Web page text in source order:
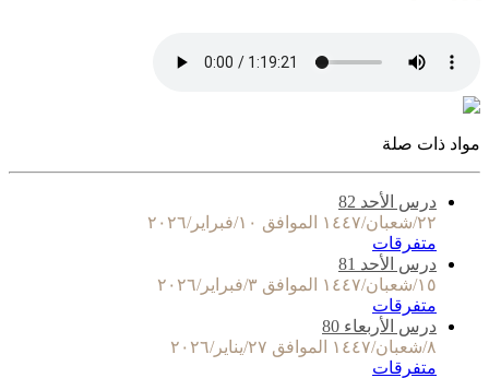
مواد ذات صلة
درس الأحد 82
٢٢/شعبان/١٤٤٧ الموافق ١٠/فبراير/٢٠٢٦
متفرقات
درس الأحد 81
١٥/شعبان/١٤٤٧ الموافق ٣/فبراير/٢٠٢٦
متفرقات
درس الأربعاء 80
٨/شعبان/١٤٤٧ الموافق ٢٧/يناير/٢٠٢٦
متفرقات